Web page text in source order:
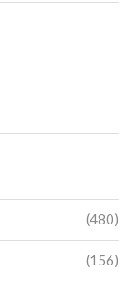
(480)
(156)